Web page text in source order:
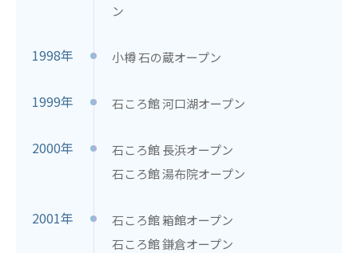
ン
1998年 小樽 石の蔵オープン
1999年 石ころ館 河口湖オープン
2000年
石ころ館 長浜オープン
石ころ館 湯布院オープン
2001年
石ころ館 箱館オープン
石ころ館 鎌倉オープン